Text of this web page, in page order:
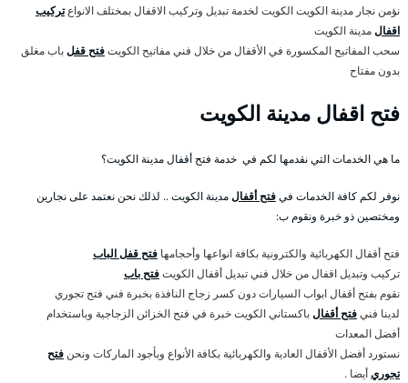
نؤمن نجار مدينة الكويت الكويت لخدمة تبديل وتركيب الاقفال بمختلف الانواعتركيب
اقفالمدينة الكويت
سحب المفاتيح المكسورة في الأقفال من خلال فني مفاتيح الكويتفتح قفلباب مغلق
بدون مفتاح
فتح اقفال مدينة الكويت
ما هي الخدمات التي نقدمها لكم في خدمة فتح أقفال مدينة الكويت؟
نوفر لكم كافة الخدمات فيفتح أقفالمدينة الكويت .. لذلك نحن نعتمد على نجارين
ومختصين ذو خبرة ونقوم ب:
فتح أقفال الكهربائية والكترونية بكافة انواعها وأحجامها فتح قفل الباب
تركيب وتبديل اقفال من خلال فني تبديل أقفال الكويتفتح باب
نقوم بفتح أقفال ابواب السيارات دون كسر زجاج النافذة بخبرة فني فتح تجوري
لدينا فنيفتح أقفالباكستاني الكويت خبرة في فتح الخزائن الزجاجية وباستخدام
أفضل المعدات
نستورد أفضل الأقفال العادية والكهربائية بكافة الأنواع وبأجود الماركات ونحن فتح
تجوريأيضا .